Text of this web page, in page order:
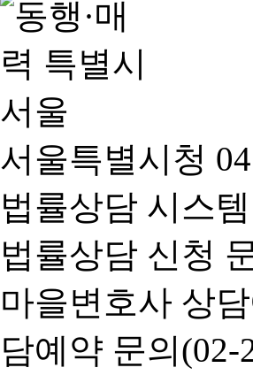
서울특별시청
법률상담 시스
법률상담 신청
마을변호사 상
담예약 문의(02-